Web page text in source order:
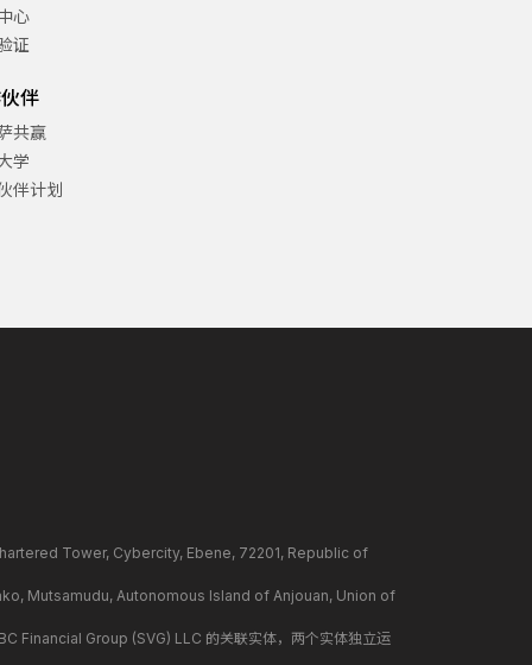
心
证
伴
共赢
学
伴计划
Tower, Cybercity, Ebene, 72201, Republic of
Mutsamudu, Autonomous Island of Anjouan, Union of
Financial Group (SVG) LLC 的关联实体，两个实体独立运